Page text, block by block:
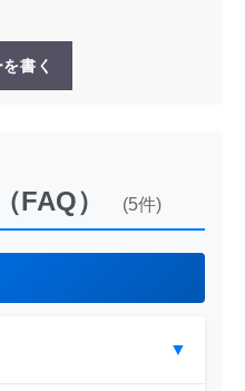
書く
FAQ） (5件)
▼